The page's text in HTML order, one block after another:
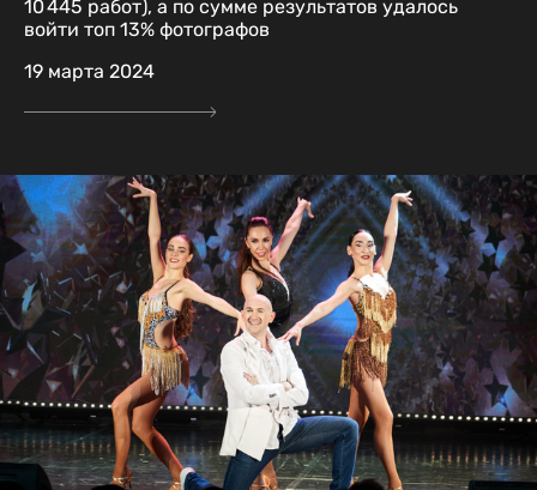
10 445 работ), а по сумме результатов удалось
войти топ 13% фотографов
19 марта 2024